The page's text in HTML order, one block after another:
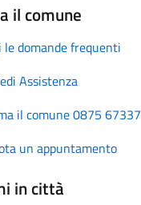
il comune
le domande frequenti
Assistenza
il comune 0875 67337
un appuntamento
in città